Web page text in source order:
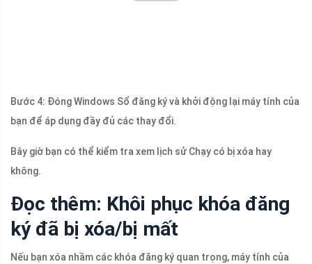
Bước 4: Đóng Windows Sổ đăng ký và khởi động lại máy tính của
bạn để áp dụng đầy đủ các thay đổi.
Bây giờ bạn có thể kiểm tra xem lịch sử Chạy có bị xóa hay
không.
Đọc thêm: Khôi phục khóa đăng
ký đã bị xóa/bị mất
Nếu bạn xóa nhầm các khóa đăng ký quan trọng, máy tính của